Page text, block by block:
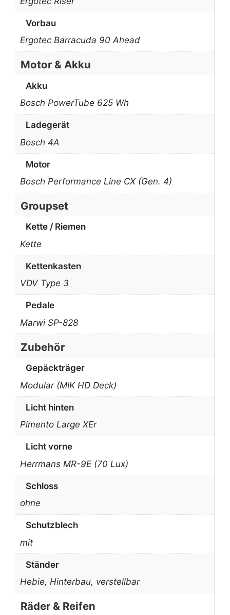
Vorbau
Ergotec Barracuda 90 Ahead
Motor & Akku
Akku
Bosch PowerTube 625 Wh
Ladegerät
Bosch 4A
Motor
Bosch Performance Line CX (Gen. 4)
Groupset
Kette / Riemen
Kette
Kettenkasten
VDV Type 3
Pedale
Marwi SP-828
Zubehör
Gepäckträger
Modular (MIK HD Deck)
Licht hinten
Pimento Large XEr
Licht vorne
Herrmans MR-9E (70 Lux)
Schloss
ohne
Schutzblech
mit
Ständer
Hebie, Hinterbau, verstellbar
Räder & Reifen